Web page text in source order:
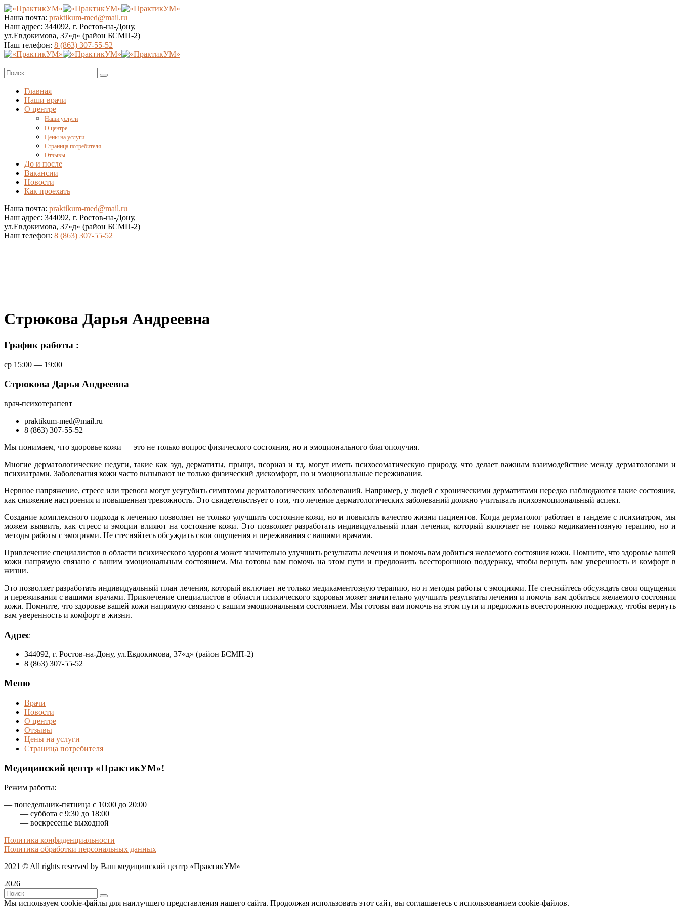
Наша почта: praktikum-med@mail.ru
Наш адрес: 344092, г. Ростов-на-Дону,
ул.Евдокимова, 37«д» (район БСМП-2)
Наш телефон: 8 (863) 307-55-52
Главная
Наши врачи
О центре
Наши услуги
О центре
Цены на услуги
Страница потребителя
Отзывы
До и после
Вакансии
Новости
Как проехать
Наша почта: praktikum-med@mail.ru
Наш адрес: 344092, г. Ростов-на-Дону,
ул.Евдокимова, 37«д» (район БСМП-2)
Наш телефон: 8 (863) 307-55-52
Стрюкова Дарья Андреевна
График работы :
ср 15:00 — 19:00
Стрюкова Дарья Андреевна
врач-психотерапевт
praktikum-med@mail.ru
8 (863) 307-55-52
Мы понимаем, что здоровье кожи — это не только вопрос физического состояния, но и эмоционального благополучия.
Многие дерматологические недуги, такие как зуд, дерматиты, прыщи, псориаз и тд, могут иметь психосоматическую природу, что делает важным взаимодействие между дерматологами и
психиатрами. Заболевания кожи часто вызывают не только физический дискомфорт, но и эмоциональные переживания.
Нервное напряжение, стресс или тревога могут усугубить симптомы дерматологических заболеваний. Например, у людей с хроническими дерматитами нередко наблюдаются такие состояния,
как снижение настроения и повышенная тревожность. Это свидетельствует о том, что лечение дерматологических заболеваний должно учитывать психоэмоциональный аспект.
Создание комплексного подхода к лечению позволяет не только улучшить состояние кожи, но и повысить качество жизни пациентов. Когда дерматолог работает в тандеме с психиатром, мы
можем выявить, как стресс и эмоции влияют на состояние кожи. Это позволяет разработать индивидуальный план лечения, который включает не только медикаментозную терапию, но и
методы работы с эмоциями. Не стесняйтесь обсуждать свои ощущения и переживания с вашими врачами.
Привлечение специалистов в области психического здоровья может значительно улучшить результаты лечения и помочь вам добиться желаемого состояния кожи. Помните, что здоровье вашей
кожи напрямую связано с вашим эмоциональным состоянием. Мы готовы вам помочь на этом пути и предложить всестороннюю поддержку, чтобы вернуть вам уверенность и комфорт в
жизни.
Это позволяет разработать индивидуальный план лечения, который включает не только медикаментозную терапию, но и методы работы с эмоциями. Не стесняйтесь обсуждать свои ощущения
и переживания с вашими врачами. Привлечение специалистов в области психического здоровья может значительно улучшить результаты лечения и помочь вам добиться желаемого состояния
кожи. Помните, что здоровье вашей кожи напрямую связано с вашим эмоциональным состоянием. Мы готовы вам помочь на этом пути и предложить всестороннюю поддержку, чтобы вернуть
вам уверенность и комфорт в жизни.
Адрес
344092, г. Ростов-на-Дону, ул.Евдокимова, 37«д» (район БСМП-2)
8 (863) 307-55-52
Меню
Врачи
Новости
О центре
Отзывы
Цены на услуги
Страница потребителя
Медицинский центр «ПрактикУМ»!
Режим работы:
— понедельник-пятница с 10:00 до 20:00
— суббота с 9:30 до 18:00
— воскресенье выходной
Политика конфиденциальности
Политика обработки персональных данных
2021 © All rights reserved by Ваш медицинский центр «ПрактикУМ»
2026
Мы используем cookie-файлы для наилучшего представления нашего сайта. Продолжая использовать этот сайт, вы соглашаетесь с использованием cookie-файлов.